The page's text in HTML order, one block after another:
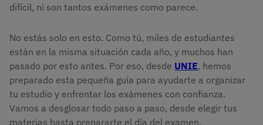
difícil, ni son tantos exámenes como parece.
No estás solo en esto. Como tú, miles de estudiantes
están en la misma situación cada año, y muchos han
pasado por esto antes. Por eso, desde UNIE, hemos
preparado esta pequeña guía para ayudarte a organizar
tu estudio y enfrentar los exámenes con confianza.
Vamos a desglosar todo paso a paso, desde elegir tus
materias hasta prepararte el día del examen.